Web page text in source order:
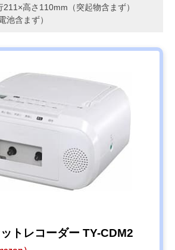
高さ110mm（突起物含まず）
池含まず）
トレコーダー TY-CDM2